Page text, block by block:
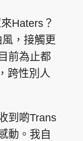
Haters？
，接觸更
前為止都
跨性別人
到啲Trans
動。我自